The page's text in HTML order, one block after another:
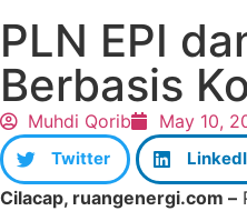
PLN EPI
Berbasis
Muhdi Qorib May 10,
Twitter
Cilacap, ruangenergi.com –